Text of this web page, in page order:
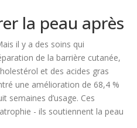
la peau après
il y a des soins qui
de la barrière cutanée,
et des acides gras
une amélioration de 68,4 %
semaines d’usage. Ces
- ils soutiennent la peau